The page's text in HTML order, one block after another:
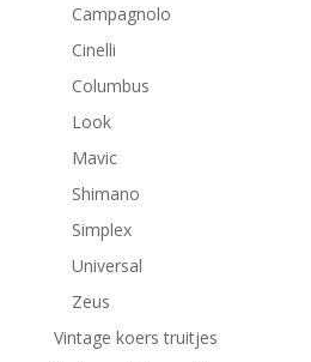
Campagnolo
Cinelli
Columbus
Look
Mavic
Shimano
Simplex
Universal
Zeus
Vintage koers truitjes